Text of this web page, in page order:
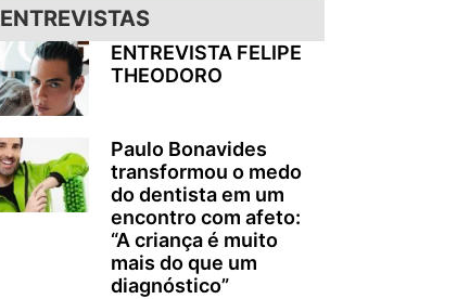
ENTREVISTAS
ENTREVISTA FELIPE
THEODORO
Paulo Bonavides
transformou o medo
do dentista em um
encontro com afeto:
“A criança é muito
mais do que um
diagnóstico”